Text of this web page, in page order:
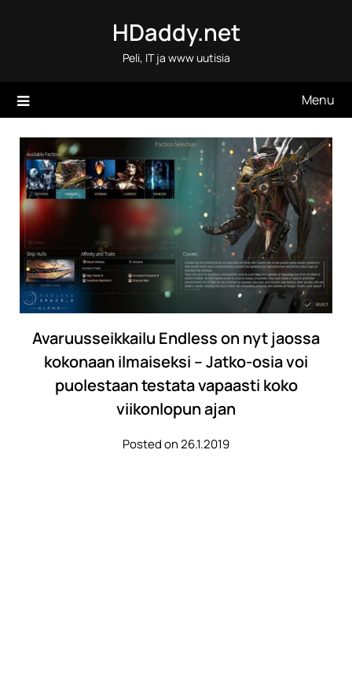
HDaddy.net
Peli, IT ja www uutisia
Menu
Avaruusseikkailu Endless on nyt jaossa
kokonaan ilmaiseksi – Jatko-osia voi
puolestaan testata vapaasti koko
viikonlopun ajan
Posted on 26.1.2019